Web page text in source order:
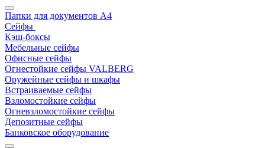
Папки для документов A4
Сейфы
Кэш-боксы
Мебельные сейфы
Офисные сейфы
Огнестойкие сейфы VALBERG
Оружейные сейфы и шкафы
Встраиваемые сейфы
Взломостойкие сейфы
Огневзломостойкие сейфы
Депозитные сейфы
Банковское оборудование